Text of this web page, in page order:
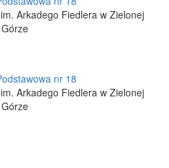
im. Arkadego Fiedlera w Zielonej
Górze
im. Arkadego Fiedlera w Zielonej
Górze